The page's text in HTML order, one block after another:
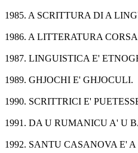
1985. A SCRITTURA DI A
1986. A LITTERATURA
1987. LINGUISTICA E'
1989. GHJOCHI E' GHJOCULI.
1990. SCRITTRICI E'
1991. DA U RUMANICU A' U
1992. SANTU CASANOVA E'